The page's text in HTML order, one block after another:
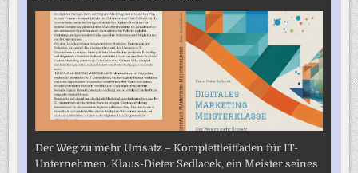
Der Weg zu mehr Umsatz – Komplettleitfaden für IT-
Unternehmen. Klaus-Dieter Sedlacek, ein Meister seines